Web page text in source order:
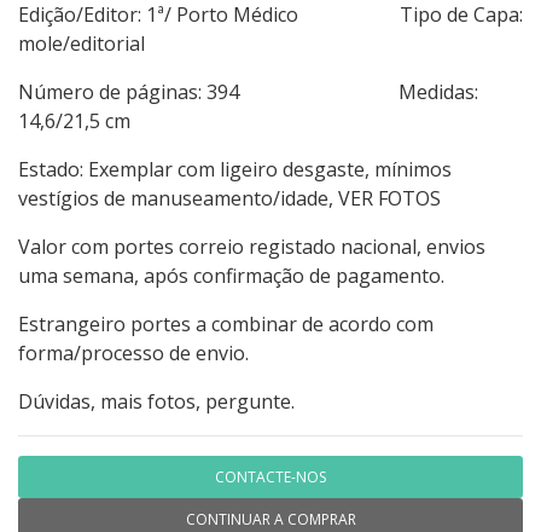
Edição/Editor: 1ª/ Porto Médico Tipo de Capa:
mole/editorial
Número de páginas: 394 Medidas:
14,6/21,5 cm
Estado: Exemplar com ligeiro desgaste, mínimos
vestígios de manuseamento/idade, VER FOTOS
Valor com portes correio registado nacional, envios
uma semana, após confirmação de pagamento.
Estrangeiro portes a combinar de acordo com
forma/processo de envio.
Dúvidas, mais fotos, pergunte.
CONTACTE-NOS
CONTINUAR A COMPRAR